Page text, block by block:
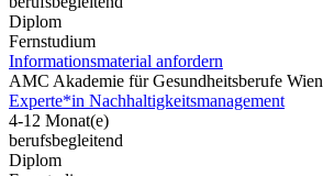
Diplom
Fernstudium
Informationsmaterial anfordern
AMC Akademie für Gesundheitsberufe Wien
Experte*in Nachhaltigkeitsmanagement
4-12 Monat(e)
berufsbegleitend
Diplom